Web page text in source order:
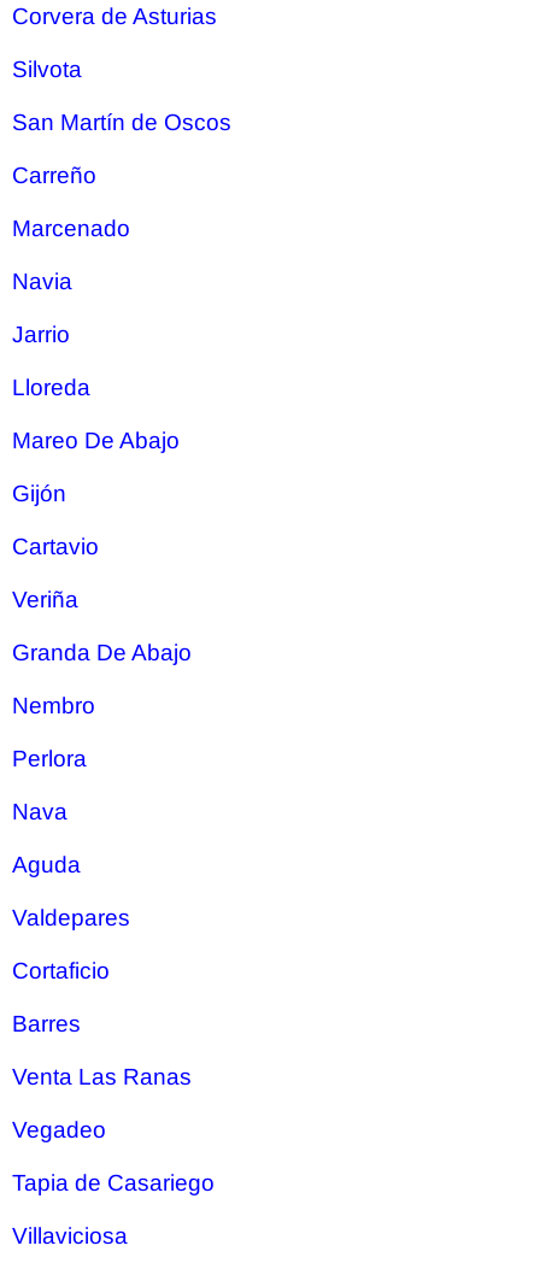
Corvera de Asturias
Silvota
San Martín de Oscos
Carreño
Marcenado
Navia
Jarrio
Lloreda
Mareo De Abajo
Gijón
Cartavio
Veriña
Granda De Abajo
Nembro
Perlora
Nava
Aguda
Valdepares
Cortaficio
Barres
Venta Las Ranas
Vegadeo
Tapia de Casariego
Villaviciosa